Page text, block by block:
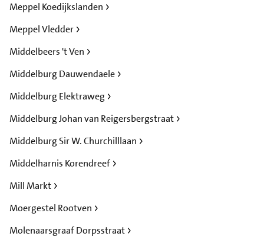
Meppel Koedijkslanden
Meppel Vledder
Middelbeers 't Ven
Middelburg Dauwendaele
Middelburg Elektraweg
Middelburg Johan van Reigersbergstraat
Middelburg Sir W. Churchilllaan
Middelharnis Korendreef
Mill Markt
Moergestel Rootven
Molenaarsgraaf Dorpsstraat